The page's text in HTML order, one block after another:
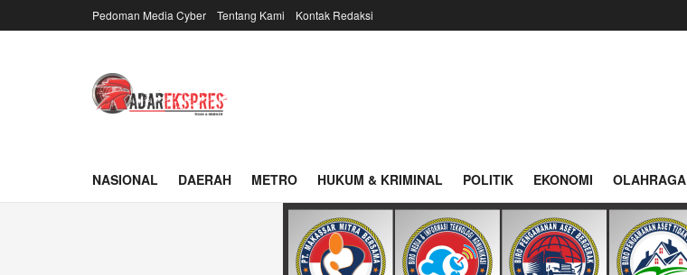
Pedoman Media Cyber Tentang Kami Kontak Redaksi
NASIONAL DAERAH METRO HUKUM & KRIMINAL POLITIK EKONOMI OLAHRAGA